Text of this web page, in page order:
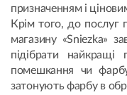
призначенням і
Крім того, до послуг
магазину «Sniezka»
підібрати
помешкання чи
затонують фарбу в